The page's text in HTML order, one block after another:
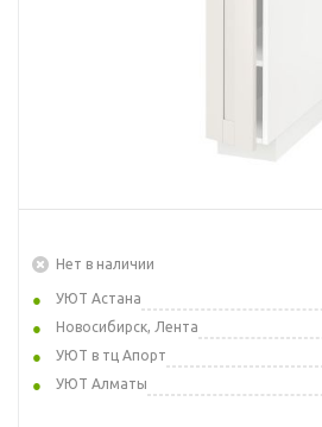
Нет в наличии
УЮТ Астана
Новосибирск, Лента
УЮТ в тц Апорт
УЮТ Алматы